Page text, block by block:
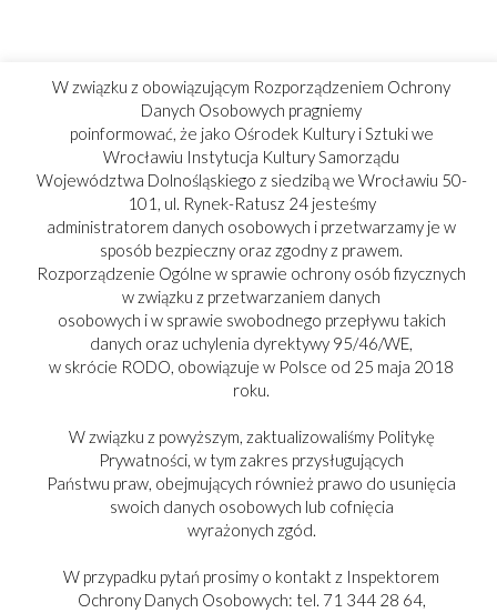
PARTNER:
Copyright © 2017-2025
W związku z obowiązującym Rozporządzeniem Ochrony
Danych Osobowych pragniemy
poinformować, że jako Ośrodek Kultury i Sztuki we
Wrocławiu Instytucja Kultury Samorządu
Województwa Dolnośląskiego z siedzibą we Wrocławiu 50-
101, ul. Rynek-Ratusz 24 jesteśmy
administratorem danych osobowych i przetwarzamy je w
sposób bezpieczny oraz zgodny z prawem.
Rozporządzenie Ogólne w sprawie ochrony osób fizycznych
w związku z przetwarzaniem danych
osobowych i w sprawie swobodnego przepływu takich
danych oraz uchylenia dyrektywy 95/46/WE,
w skrócie RODO, obowiązuje w Polsce od 25 maja 2018
roku.
W związku z powyższym, zaktualizowaliśmy Politykę
Prywatności, w tym zakres przysługujących
Państwu praw, obejmujących również prawo do usunięcia
swoich danych osobowych lub cofnięcia
wyrażonych zgód.
W przypadku pytań prosimy o kontakt z Inspektorem
Ochrony Danych Osobowych: tel. 71 344 28 64,